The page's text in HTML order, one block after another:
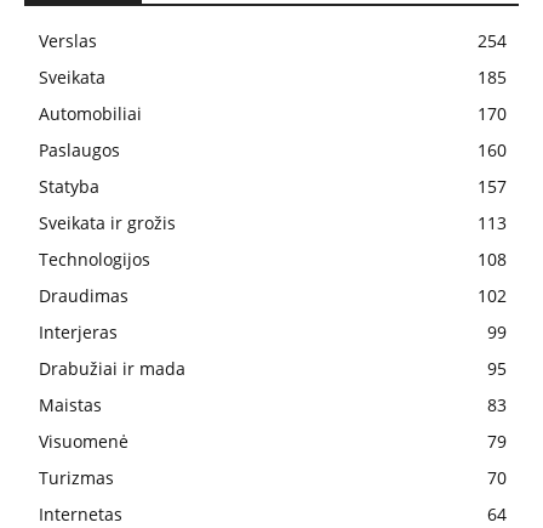
Verslas
254
Sveikata
185
Automobiliai
170
Paslaugos
160
Statyba
157
Sveikata ir grožis
113
Technologijos
108
Draudimas
102
Interjeras
99
Drabužiai ir mada
95
Maistas
83
Visuomenė
79
Turizmas
70
Internetas
64